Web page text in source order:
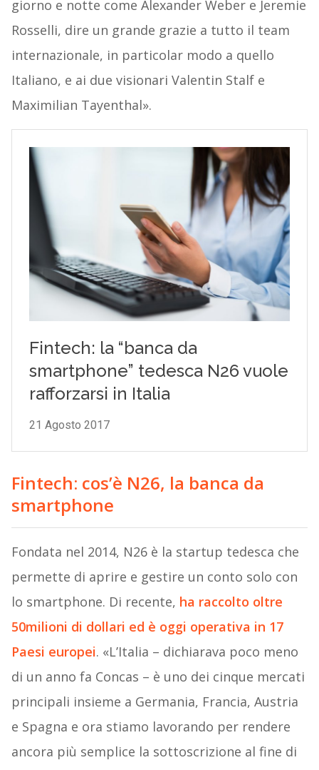
giorno e notte come Alexander Weber e Jeremie
Rosselli, dire un grande grazie a tutto il team
internazionale, in particolar modo a quello
Italiano, e ai due visionari Valentin Stalf e
Maximilian Tayenthal».
Fintech: cos’è N26, la banca da
smartphone
Fondata nel 2014, N26 è la startup tedesca che
permette di aprire e gestire un conto solo con
lo smartphone. Di recente, ha raccolto oltre
50milioni di dollari ed è oggi operativa in 17
Paesi europei. «L’Italia – dichiarava poco meno
di un anno fa Concas – è uno dei cinque mercati
principali insieme a Germania, Francia, Austria
e Spagna e ora stiamo lavorando per rendere
ancora più semplice la sottoscrizione al fine di